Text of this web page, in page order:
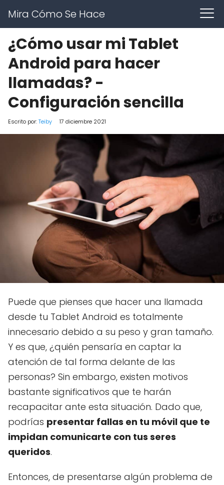
Mira Cómo Se Hace
¿Cómo usar mi Tablet
Android para hacer
llamadas? -
Configuración sencilla
Escrito por:Teiby 17 diciembre 2021
Puede que pienses que hacer una llamada
desde tu Tablet Android es totalmente
innecesario debido a su peso y gran tamaño.
Y es que, ¿quién pensaría en captar la
atención de tal forma delante de las
personas? Sin embargo, existen motivos
bastante significativos que te harán
recapacitar ante esta situación. Dado que,
podrías presentar fallas en tu móvil que te
impidan comunicarte con tus seres
queridos.
Entonces, de presentarse algún problema de